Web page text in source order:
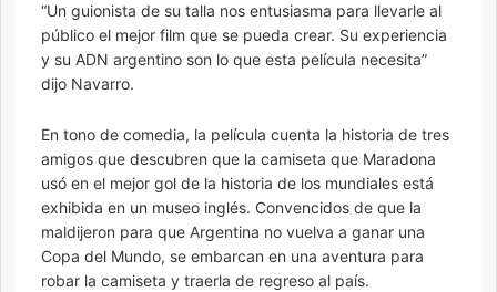
“Un guionista de su talla nos entusiasma para llevarle al
público el mejor film que se pueda crear. Su experiencia
y su ADN argentino son lo que esta película necesita”
dijo Navarro.
En tono de comedia, la película cuenta la historia de tres
amigos que descubren que la camiseta que Maradona
usó en el mejor gol de la historia de los mundiales está
exhibida en un museo inglés. Convencidos de que la
maldijeron para que Argentina no vuelva a ganar una
Copa del Mundo, se embarcan en una aventura para
robar la camiseta y traerla de regreso al país.